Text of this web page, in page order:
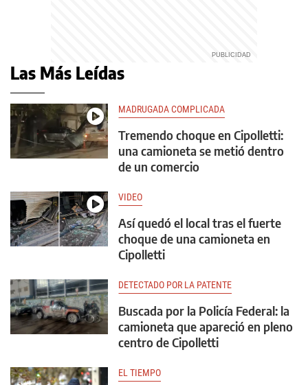
Las Más Leídas
MADRUGADA COMPLICADA
Tremendo choque en Cipolletti:
una camioneta se metió dentro
de un comercio
VIDEO
Así quedó el local tras el fuerte
choque de una camioneta en
Cipolletti
DETECTADO POR LA PATENTE
Buscada por la Policía Federal: la
camioneta que apareció en pleno
centro de Cipolletti
EL TIEMPO